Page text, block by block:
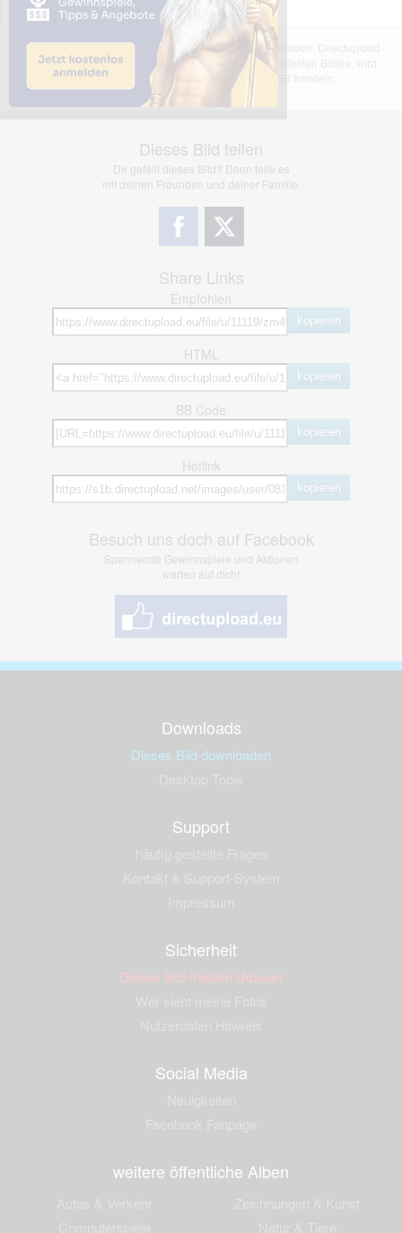
Das dargestellte Bild wurde von einem Nutzer hochgeladen. Directupload
übernimmt keinerlei Haftung für den Inhalt des dargestellten Bildes, wird
jedoch bei Verstößen nach §2(3) unserer AGB handeln.
Dieses Bild teilen
Dir gefällt dieses Bild? Dann teile es
mit deinen Freunden und deiner Familie.
Share Links
Empfohlen
kopieren
HTML
kopieren
BB Code
kopieren
Hotlink
kopieren
Besuch uns doch auf Facebook
Spannende Gewinnspiele und Aktionen
warten auf dich!
Downloads
Dieses Bild downloaden
Support
Sicherheit
Dieses Bild melden (Abuse)
Social Media
weitere öffentliche Alben